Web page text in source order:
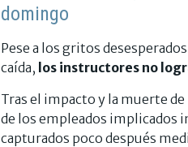
domingo
Pese a los gritos
caída, los instructores no
Tras el impacto y la muerte
de los empleados implicados
capturados poco después